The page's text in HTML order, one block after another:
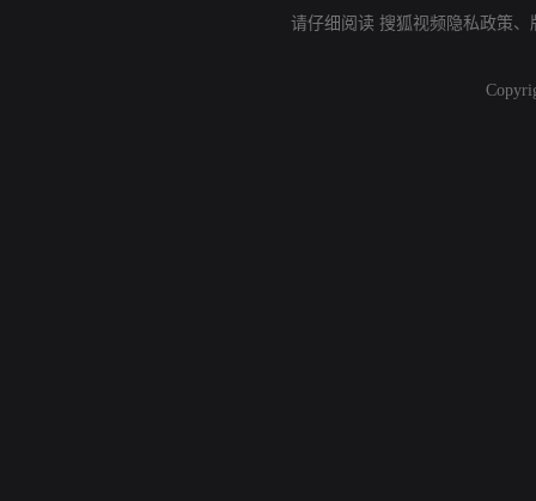
请仔细阅读 搜狐视频隐私政策、